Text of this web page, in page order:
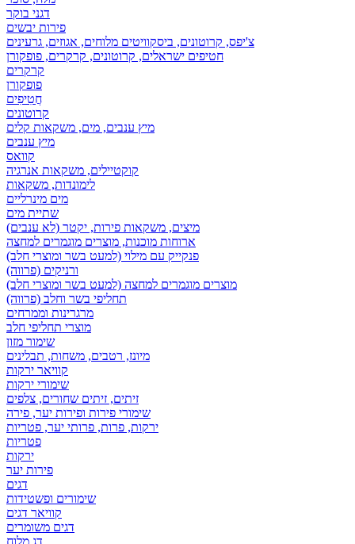
דגני בוקר
פירות יבשים
צ'יפס, קרוטונים, ביסקוויטים מלוחים, אגוזים, גרעינים
חטיפים ישראלים, קרוטונים, קרקרים, פופקורן
קרקרים
פופקורן
חֲטִיפִים
קרוטונים
מיץ ענבים, מים, משקאות קלים
מיץ ענבים
קוואס
קוקטיילים, משקאות אנרגיה
לימונדות, משקאות
מים מינרליים
שתיית מים
מיצים, משקאות פירות, יקטר (לא ענבים)
ארוחות מוכנות, מוצרים מוגמרים למחצה
פנקייק עם מילוי (למעט בשר ומוצרי חלב)
ורניקים (פרווה)
מוצרים מוגמרים למחצה (למעט בשר ומוצרי חלב)
תחליפי בשר וחלב (פרווה)
מרגרינות וממרחים
מוצרי תחליפי חלב
שימור מזון
מיונז, רטבים, משחות, תבלינים
קוויאר ירקות
שימורי ירקות
זיתים, זיתים שחורים, צלפים
שימורי פירות ופירות יער, פירה
ירקות, פרות, פרותי יער, פטריות
פטריות
ירקות
פירות יער
דגים
שימורים ופשטידות
קוויאר דגים
דגים משומרים
דג מלוח